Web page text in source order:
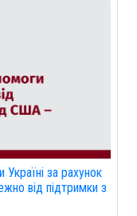
за рахунок
від підтримки з